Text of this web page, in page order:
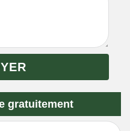
gratuitement